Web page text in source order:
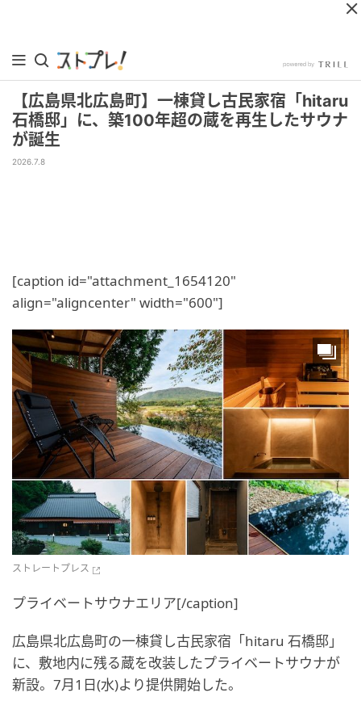
【広島県北広島町】一棟貸し古民家宿「hitaru
石橋邸」に、築100年超の蔵を再生したサウナ
が誕生
2026.7.8
[caption id="attachment_1654120"
align="aligncenter" width="600"]
ストレートプレス
プライベートサウナエリア[/caption]
広島県北広島町の一棟貸し古民家宿「hitaru 石橋邸」
に、敷地内に残る蔵を改装したプライベートサウナが
新設。7月1日(水)より提供開始した。